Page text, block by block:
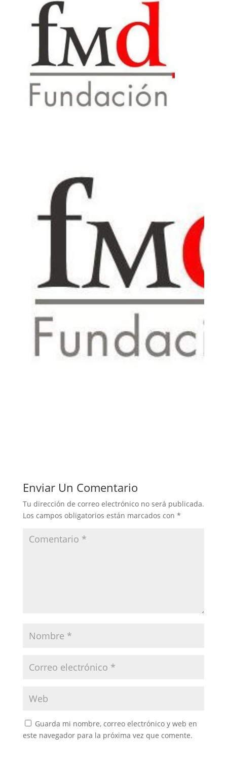
Enviar Un Comentario
Tu dirección de correo electrónico no será publicada.
Los campos obligatorios están marcados con *
Guarda mi nombre, correo electrónico y web en
este navegador para la próxima vez que comente.